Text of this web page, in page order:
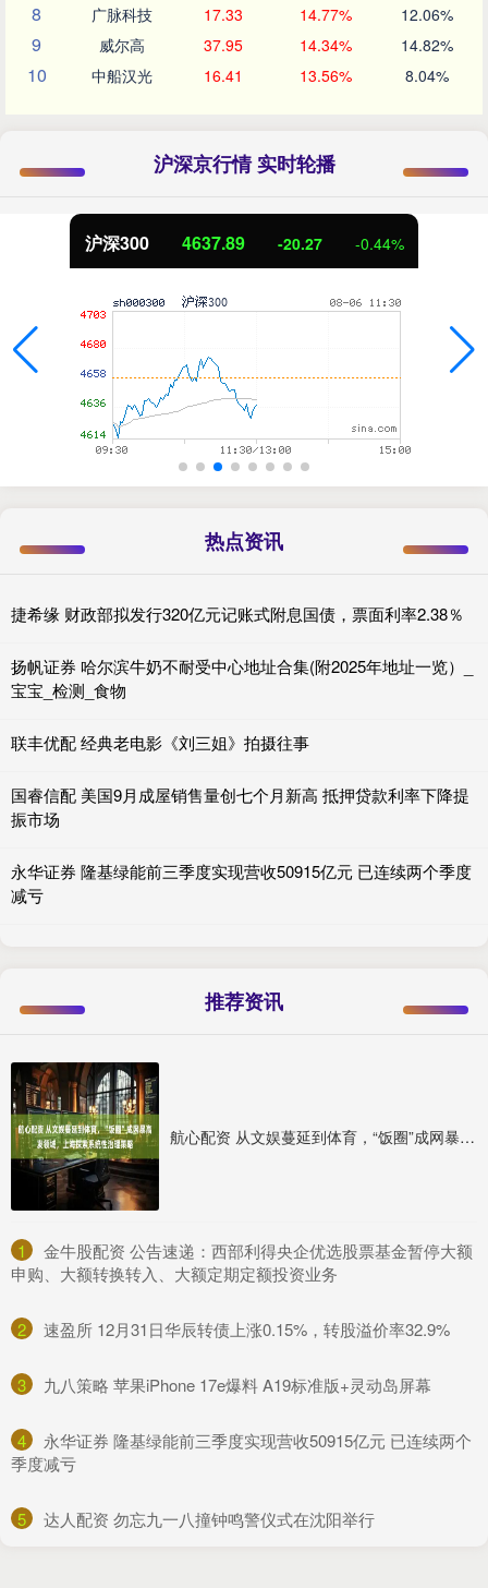
8 广脉科技 17.33 14.77% 12.06%
9 威尔高 37.95 14.34% 14.82%
10 中船汉光 16.41 13.56% 8.04%
沪深京行情 实时轮播
沪深300 4637.89 -20.27 -0.44%
热点资讯
捷希缘 财政部拟发行320亿元记账式附息国债，票面利率2.38％
扬帆证券 哈尔滨牛奶不耐受中心地址合集(附2025年地址一览）_
宝宝_检测_食物
联丰优配 经典老电影《刘三姐》拍摄往事
国睿信配 美国9月成屋销售量创七个月新高 抵押贷款利率下降提
振市场
永华证券 隆基绿能前三季度实现营收50915亿元 已连续两个季度
减亏
推荐资讯
航心配资 从文娱蔓延到体育，“饭圈”成网暴高发领域，上海探索系统性治理策略
1
​金牛股配资 公告速递：西部利得央企优选股票基金暂停大额
申购、大额转换转入、大额定期定额投资业务
2 ​速盈所 12月31日华辰转债上涨0.15%，转股溢价率32.9%
3 ​九八策略 苹果iPhone 17e爆料 A19标准版+灵动岛屏幕
4
​永华证券 隆基绿能前三季度实现营收50915亿元 已连续两个
季度减亏
5 ​达人配资 勿忘九一八撞钟鸣警仪式在沈阳举行